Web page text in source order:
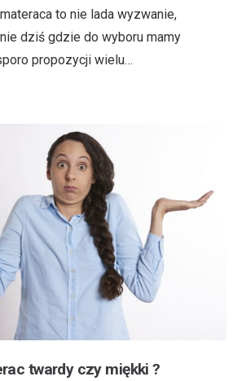
to nie lada wyzwanie,
dziś gdzie do wyboru mamy
propozycji wielu…
twardy czy miękki ?